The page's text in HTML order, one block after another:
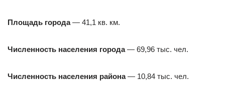
Площадь города— 41,1 кв. км.
Численность населения города— 69,96 тыс. чел.
Численность населения района— 10,84 тыс. чел.